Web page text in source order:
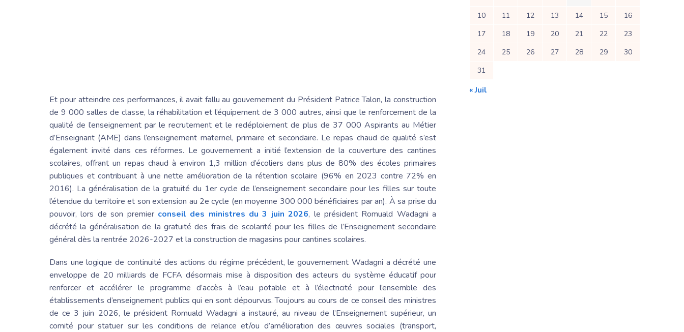
Et pour atteindre ces performances, il avait fallu au gouvernement du Président PatriceTalon, la construction
de 9 000 salles de classe, la réhabilitation et l’équipement de 3 000 autres, ainsi que le renforcement de la
qualité de l’enseignement par le recrutement et le redéploiement de plus de 37 000 Aspirants au Métier
d’Enseignant (AME) dans l’enseignement maternel, primaire et secondaire. Le repas chaud de qualité s’est
également invité dans ces réformes. Le gouvernement a initié l’extension de la couverture des cantines
scolaires, offrant un repas chaud à environ 1,3 million d’écoliers dans plus de 80% des écoles primaires
publiques et contribuant à une nette amélioration de la rétention scolaire (96% en 2023 contre 72% en
2016). La généralisation de la gratuité du 1er cycle de l’enseignement secondaire pour les filles sur toute
l’étendue du territoire et son extension au 2e cycle (en moyenne 300 000 bénéficiaires par an). À sa prise du
pouvoir, lors de son premier conseil des ministres du 3 juin 2026, le président Romuald Wadagni a
décrété la généralisation de la gratuité des frais de scolarité pour les filles de l’Enseignement secondaire
général dès la rentrée 2026-2027 et la construction de magasins pour cantines scolaires.
Dans une logique de continuité des actions du régime précédent, le gouvernement Wadagni a décrété une
enveloppe de 20 milliards de FCFA désormais mise à disposition des acteurs du système éducatif pour
renforcer et accélérer le programme d’accès à l’eau potable et à l’électricité pour l’ensemble des
établissements d’enseignement publics qui en sont dépourvus. Toujours au cours de ceconseil des ministres
de ce 3 juin 2026, le président Romuald Wadagni a instauré, au niveau de l’Enseignement supérieur, un
comité pour statuer sur les conditions de relance et/ou d’amélioration des œuvres sociales (transport,
10
11 12 13 14 15
16
17
18 19 20 21 22
23
24
25 26 27 28 29
30
31
« Juil